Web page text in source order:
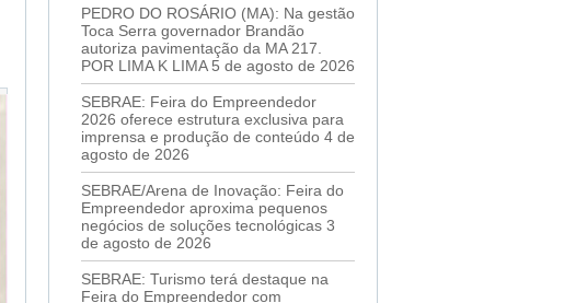
PEDRO DO ROSÁRIO (MA): Na gestão
Toca Serra governador Brandão
autoriza pavimentação da MA 217.
POR LIMA K LIMA 5 de agosto de 2026
SEBRAE: Feira do Empreendedor
2026 oferece estrutura exclusiva para
imprensa e produção de conteúdo 4 de
agosto de 2026
SEBRAE/Arena de Inovação: Feira do
Empreendedor aproxima pequenos
negócios de soluções tecnológicas 3
de agosto de 2026
SEBRAE: Turismo terá destaque na
Feira do Empreendedor com